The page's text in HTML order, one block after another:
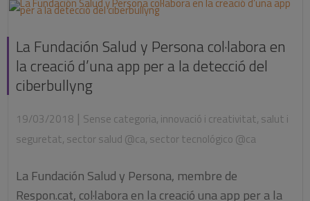
La Fundación Salud y Persona col·labora en
la creació d’una app per a la detecció del
ciberbullyng
19/03/2018 | Sense categoria, innovació i creativitat, salut i
seguretat, sector salud @ca, sector tecnológico @ca
La Fundación Salud y Persona, membre de
Respon.cat, col·labora en la creació una app per a la